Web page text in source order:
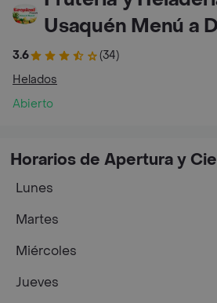
Usaquén Menú a
3.6
(34)
Helados
Abierto
Horarios de Apertura y
Lunes
Martes
Miércoles
Jueves